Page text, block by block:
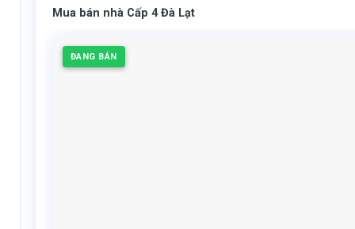
Mua bán nhà Cấp 4 Đà Lạt
ĐANG BÁN